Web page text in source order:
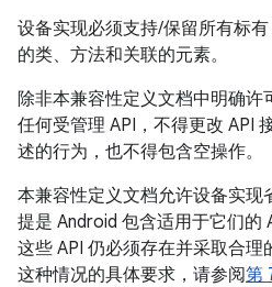
设备实现必须支持/保留所有标
的类、方法和关联的元素。
除非本兼容性定义文档中明确
任何受管理 API，不得更改 API
述的行为，也不得包含空操作。
本兼容性定义文档允许设备实现
提是 Android 包含适用于它们的
这些 API 仍必须存在并采取合
这种情况的具体要求，请参阅第